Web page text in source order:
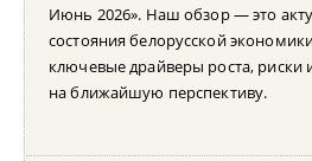
Июнь 2026». Наш обзор — это
состояния белорусской
ключевые драйверы роста, риски
на ближайшую перспективу.